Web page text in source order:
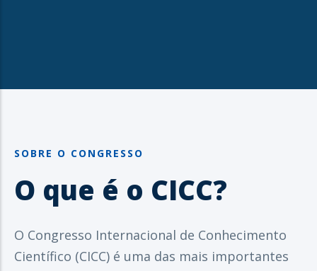
SOBRE O CONGRESSO
O que é o CICC?
O Congresso Internacional de Conhecimento
Científico (CICC) é uma das mais importantes